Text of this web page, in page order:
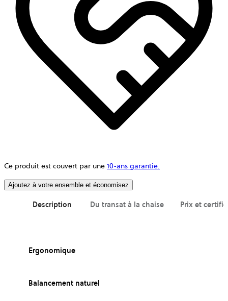
Ce produit est couvert par une 10-ans garantie.
Ajoutez à votre ensemble et économisez
Description Du transat à la chaise Prix et
Ergonomique
Balancement naturel